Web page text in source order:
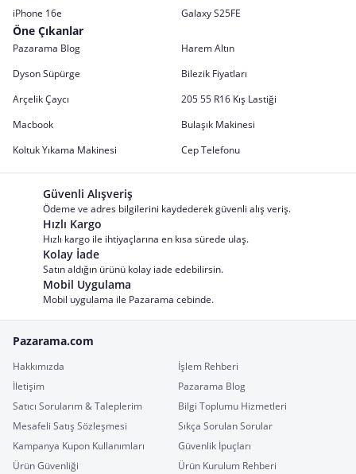
iPhone 16e
Galaxy S25FE
Öne Çıkanlar
Pazarama Blog
Harem Altın
Dyson Süpürge
Bilezik Fiyatları
Arçelik Çaycı
205 55 R16 Kış Lastiği
Macbook
Bulaşık Makinesi
Koltuk Yıkama Makinesi
Cep Telefonu
Güvenli Alışveriş
Ödeme ve adres bilgilerini kaydederek güvenli alış veriş.
Hızlı Kargo
Hızlı kargo ile ihtiyaçlarına en kısa sürede ulaş.
Kolay İade
Satın aldığın ürünü kolay iade edebilirsin.
Mobil Uygulama
Mobil uygulama ile Pazarama cebinde.
Pazarama.com
Hakkımızda
İşlem Rehberi
İletişim
Pazarama Blog
Satıcı Sorularım & Taleplerim
Bilgi Toplumu Hizmetleri
Mesafeli Satış Sözleşmesi
Sıkça Sorulan Sorular
Kampanya Kupon Kullanımları
Güvenlik İpuçları
Ürün Güvenliği
Ürün Kurulum Rehberi